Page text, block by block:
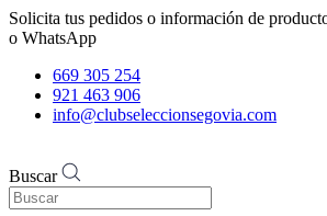
Solicita tus pedidos o información de
o WhatsApp
669 305 254
921 463 906
info@clubseleccionsegovia.com
Buscar